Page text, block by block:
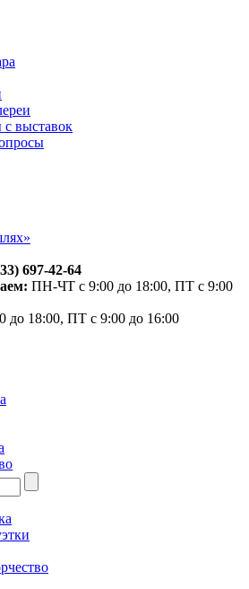
выставок
697-42-64
ПН-ЧТ с 9:00 до 18:00, ПТ с 9:00
до 18:00, ПТ с 9:00 до 16:00